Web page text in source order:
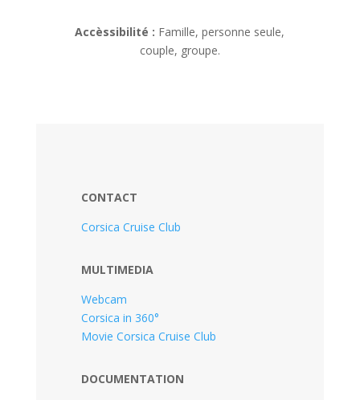
Accèssibilité : Famille, personne seule,
couple, groupe.
CONTACT
Corsica Cruise Club
MULTIMEDIA
Webcam
Corsica in 360°
Movie Corsica Cruise Club
DOCUMENTATION